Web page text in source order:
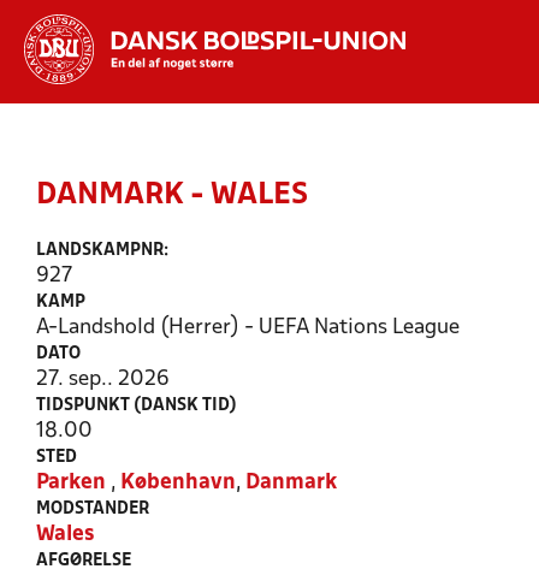
DANMARK - WALES
LANDSKAMPNR:
927
KAMP
A-Landshold (Herrer) - UEFA Nations League
DATO
27. sep.. 2026
TIDSPUNKT (DANSK TID)
18.00
STED
Parken , København, Danmark
MODSTANDER
Wales
AFGØRELSE